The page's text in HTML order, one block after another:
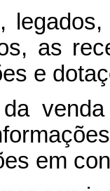
as
e
venda
em